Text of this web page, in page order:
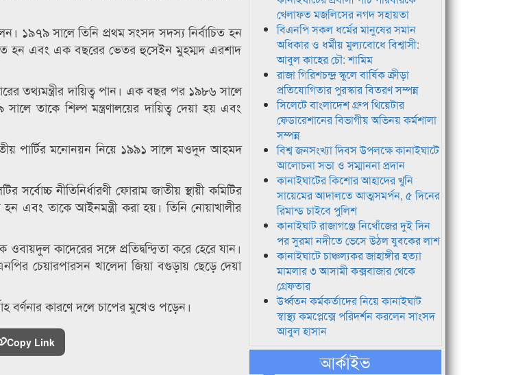
১৯৭৯ সালে তিনি প্রথম সংসদ সদস্য নির্বাচিত হন
হন এবং এক বছরের ভেতর হুসেইন মুহম্মদ এরশাদ
তথ্যমন্ত্রীর দায়িত্ব পান। এক বছর পর ১৯৮৬ সালে
তাকে শিল্প মন্ত্রণালয়ের দায়িত্ব দেয়া হয় এবং
পার্টির মনোনয়ন নিয়ে ১৯৯১ সালে মওদুদ আহমদ
নীতিনির্ধারণী ফোরাম জাতীয় স্থায়ী কমিটির
এবং তাকে আইনমন্ত্রী করা হয়। তিনি নোয়াখালীর
কাদেরের সঙ্গে প্রতিদ্বন্দ্বিতা করে হেরে যান।
চেয়ারপারসন খালেদা জিয়া বগুড়ায় ছেড়ে দেয়া
বর্ণনার কারণে দলে চাপের মুখেও পড়েন।
Copy Link
খেলাফত মজলিসের নগদ সহায়তা
বিএনপি সকল ধর্মের মানুষের সমান
অধিকার ও ধর্মীয় মুল্যবোধে বিশ্বাসী:
আবুল কাহের চৌ: শামিম
রাজা গিরিশচন্দ্র স্কুলে বার্ষিক ক্রীড়া
প্রতিযোগিতার পুরস্কার বিতরণ সম্পন্ন
সিলেটে বাংলাদেশ গ্রুপ থিয়েটার
ফেডারেশানের বিভাগীয় অভিনয় কর্মশালা
সম্পন্ন
বিশ্ব জনসংখ্যা দিবস উপলক্ষে কানাইঘাটে
আলোচনা সভা ও সম্মাননা প্রদান
কানাইঘাটের কিশোর আহাদের খুনি
সায়েমের আদালতে আত্মসমর্পন, ৫ দিনের
রিমান্ড চাইবে পুলিশ
কানাইঘাট রাজাগঞ্জে নিখোঁজের দুই দিন
পর সুরমা নদীতে ভেসে উঠল যুবকের লাশ
কানাইঘাটে চাঞ্চল্যকর জাহাঙ্গীর হত্যা
মামলার ৩ আসামী কক্সবাজার থেকে
গ্রেফতার
উর্ধ্বতন কর্মকর্তাদের নিয়ে কানাইঘাট
স্বাস্থ্য কমপ্লেক্সে পরিদর্শন করলেন সাংসদ
আবুল হাসান
আর্কাইভ